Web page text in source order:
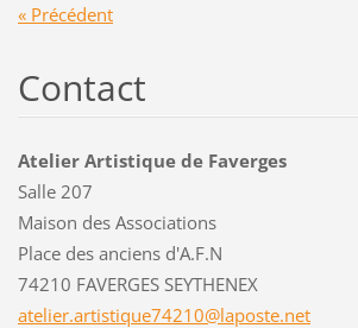
« Précédent
Contact
Atelier Artistique de Faverges
Salle 207
Maison des Associations
Place des anciens d'A.F.N
74210 FAVERGES SEYTHENEX
atelier.artistique74210@laposte.net